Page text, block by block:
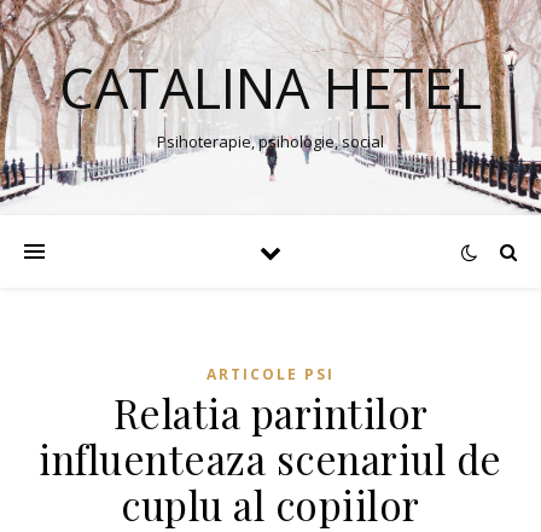
CATALINA HETEL
Psihoterapie, psihologie, social
ARTICOLE PSI
Relatia parintilor
influenteaza scenariul de
cuplu al copiilor